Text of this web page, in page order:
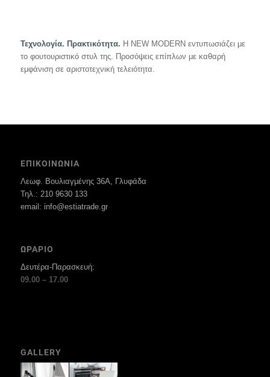
Τεχνολογία. Πρακτικότητα. Η NEW MODERN εντυπωσιάζει με
το φουτουριστικό στυλ της. Προσόψεις επίπλων με καθαρή
εμφάνιση σε αριστοτεχνική τελειότητα.
ΕΠΙΚΟΙΝΩΝΙΑ
Λεωφ. Βουλιαγμένης 36Α, Γλυφάδα
Τηλ.: 210 9630 133
email: info@estiatrade.gr
ΩΡΑΡΙΟ
Δευτέρα-Παρασκευή:
09.00 – 17.00
GALLERY